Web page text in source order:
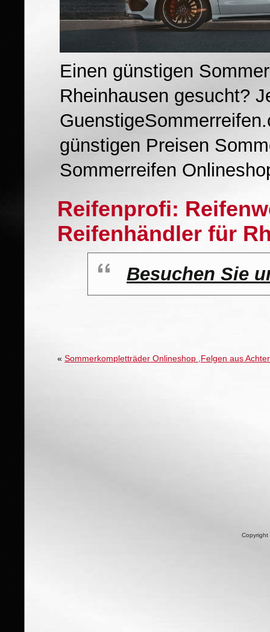
Einen günstigen
Rheinhausen gesucht?
günstigen Preisen
Sommerreifen
Reifenprofi:
Reifenhändler für
Besuchen Sie
« Sommerkompletträder Onlineshop ,Felgen aus
Copyright